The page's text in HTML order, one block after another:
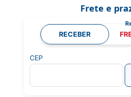
Frete e
RECEBER
CEP